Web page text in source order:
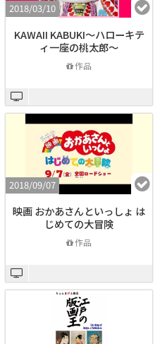
2018/03/10
KAWAII KABUKI～ハローキテ
ィ一座の桃太郎～
作品
2018/09/07
映画 おかあさんといっしょ は
じめての大冒険
作品